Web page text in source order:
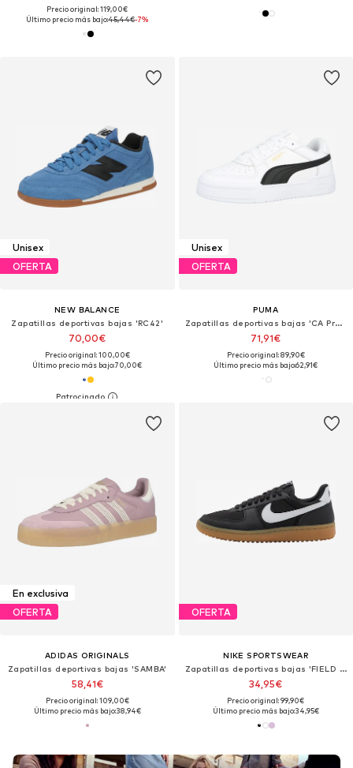
Precio original: 119,00€
Último precio más bajo:45,44€-7%
Unisex
OFERTA
NEW BALANCE
Zapatillas deportivas bajas 'RC42'
70,00€
Precio original: 100,00€
Último precio más bajo:70,00€
Unisex
OFERTA
PUMA
Zapatillas deportivas bajas 'CA Pro Classic II'
71,91€
Precio original: 89,90€
Último precio más bajo:62,91€
En exclusiva
OFERTA
ADIDAS ORIGINALS
Zapatillas deportivas bajas 'SAMBA'
58,41€
Precio original: 109,00€
Último precio más bajo:38,94€
OFERTA
NIKE SPORTSWEAR
Zapatillas deportivas bajas 'FIELD GENERAL'
34,95€
Precio original: 99,90€
Último precio más bajo:34,95€